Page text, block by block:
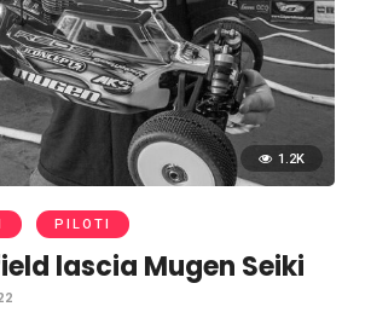
1.2K
PILOTI
lascia Mugen Seiki